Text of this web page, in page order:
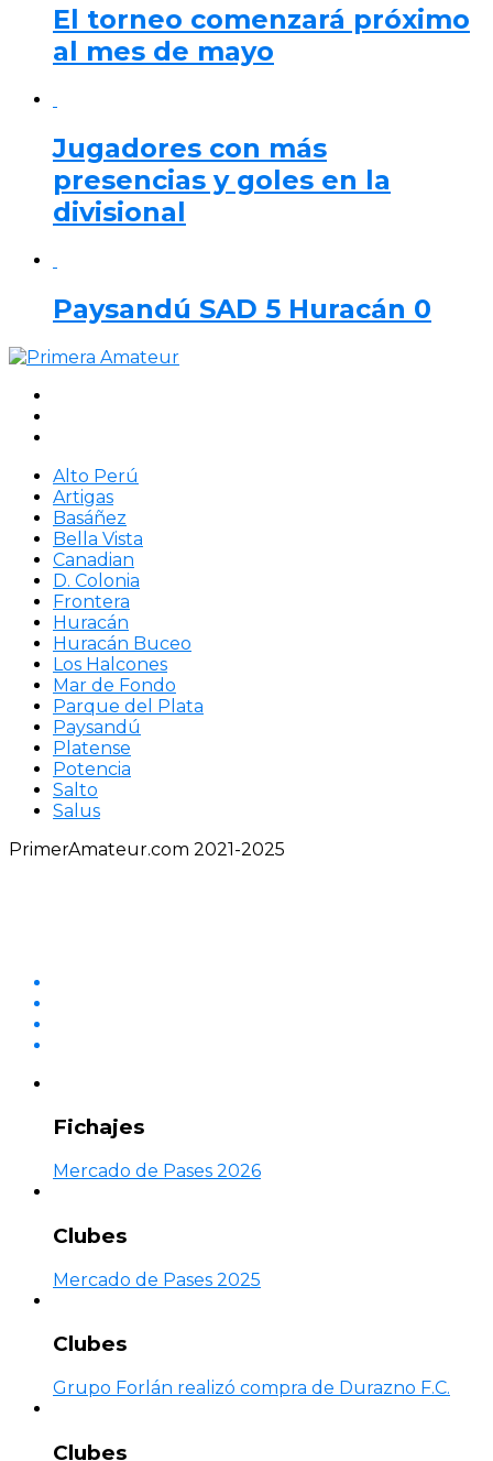
El torneo comenzará próximo
al mes de mayo
Jugadores con más
presencias y goles en la
divisional
Paysandú SAD 5 Huracán 0
Alto Perú
Artigas
Basáñez
Bella Vista
Canadian
D. Colonia
Frontera
Huracán
Huracán Buceo
Los Halcones
Mar de Fondo
Parque del Plata
Paysandú
Platense
Potencia
Salto
Salus
PrimerAmateur.com 2021-2025
Fichajes
Mercado de Pases 2026
Clubes
Mercado de Pases 2025
Clubes
Grupo Forlán realizó compra de Durazno F.C.
Clubes